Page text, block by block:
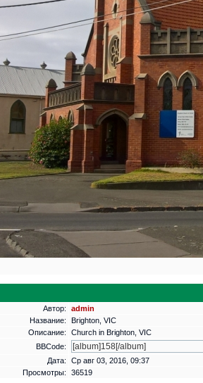
Автор:
admin
Название:
Brighton, VIC
Описание:
Church in Brighton, VIC
BBCode:
Дата:
Ср авг 03, 2016, 09:37
Просмотры:
36519